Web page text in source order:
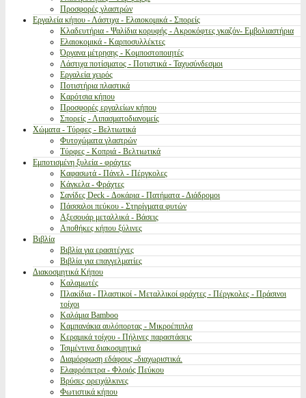
Προσφορές γλαστρών
Εργαλεία κήπου - Λάστιχα - Ελαιοκομικά - Σπορείς
Κλαδευτήρια - Ψαλίδια κορυφής - Ακροκόφτες γκαζόν- Εμβολιαστήρια
Ελαιοκομικά - Καρποσυλλέκτες
Όργανα μέτρησης - Κομποστοποιητές
Λάστιχα ποτίσματος - Ποτιστικά - Ταχυσύνδεσμοι
Εργαλεία χειρός
Ποτιστήρια πλαστικά
Καρότσια κήπου
Προσφορές εργαλείων κήπου
Σπορείς - Λιπασματοδιανομείς
Χώματα - Τύρφες - Βελτιωτικά
Φυτοχώματα γλαστρών
Τύρφες - Κοπριά - Βελτιωτικά
Εμποτισμένη ξυλεία - φράχτες
Καφασωτά - Πάνελ - Πέργκολες
Κάγκελα - Φράχτες
Σανίδες Deck - Δοκάρια - Πατήματα - Διάδρομοι
Πάσσαλοι πεύκου - Στηρίγματα φυτών
Αξεσουάρ μεταλλικά - Βάσεις
Αποθήκες κήπου ξύλινες
Βιβλία
Βιβλία για ερασιτέχνες
Βιβλία για επαγγελματίες
Διακοσμητικά Κήπου
Καλαμωτές
Πλακίδια - Πλαστικοί - Μεταλλικοί φράχτες - Πέργκολες - Πράσινοι
τοίχοι
Καλάμια Bamboo
Καμπανάκια αυλόπορτας - Μικροέπιπλα
Κεραμικά τοίχου - Πήλινες παραστάσεις
Τσιμέντινα διακοσμητικά
Διαμόρφωση εδάφους -διαχωριστικά.
Ελαφρόπετρα - Φλοιός Πεύκου
Βρύσες ορειχάλκινες
Φωτιστικά κήπου